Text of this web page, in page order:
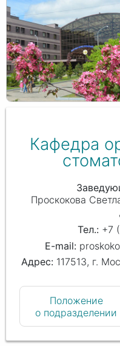
Кафедра
Проскокова
+7
117513, г.
Положение
о подразделении